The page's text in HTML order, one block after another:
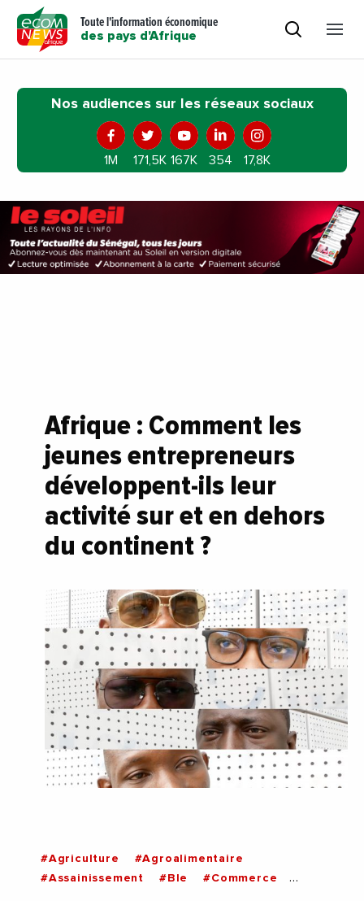
Toute l'information économique
des pays d'Afrique
Nos audiences sur les réseaux sociaux
1M 171,5K 167K 354 17,8K
Afrique : Comment les
jeunes entrepreneurs
développent-ils leur
activité sur et en dehors
du continent ?
#Agriculture
#Agroalimentaire
#Assainissement
#Ble
#Commerce